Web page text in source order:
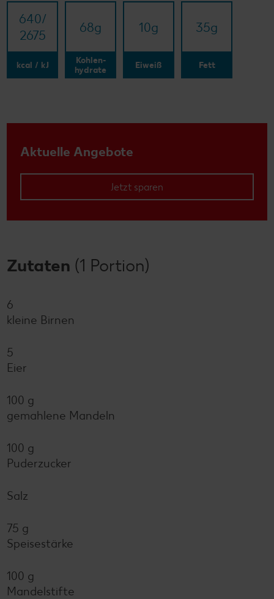
640/​
2675
kcal / kJ
68g
Kohlen-
hydrate
10g
Eiweiß
35g
Fett
Aktuelle Angebote
Jetzt sparen
Zutaten (1 Portion)
6
kleine Birnen
5
Eier
100 g
gemahlene Mandeln
100 g
Puderzucker
Salz
75 g
Speisestärke
100 g
Mandelstifte